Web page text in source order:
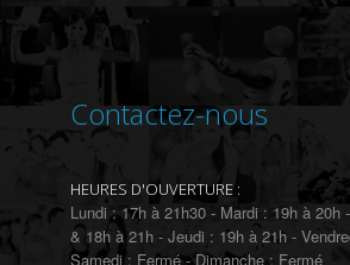
Contactez-nous
HEURES D'OUVERTURE :
Lundi : 17h à 21h30 - Mardi : 19h à 20h
& 18h à 21h - Jeudi : 19h à 21h -
Samedi : Fermé - Dimanche : Fermé